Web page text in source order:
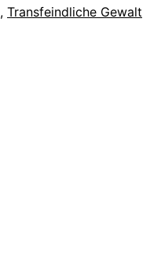
, Transfeindliche Gewalt